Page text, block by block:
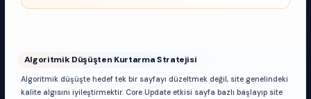
Algoritmik Düşüşten Kurtarma Stratejisi
Algoritmik düşüşte hedef tek bir sayfayı düzeltmek değil, site genelindeki
kalite algısını iyileştirmektir. Core Update etkisi sayfa bazlı başlayıp site